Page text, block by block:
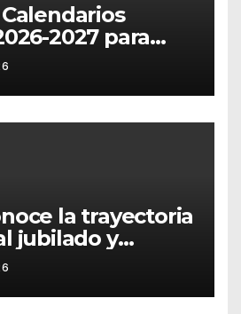
2027 para
la trayectoria
jubilado y
legado